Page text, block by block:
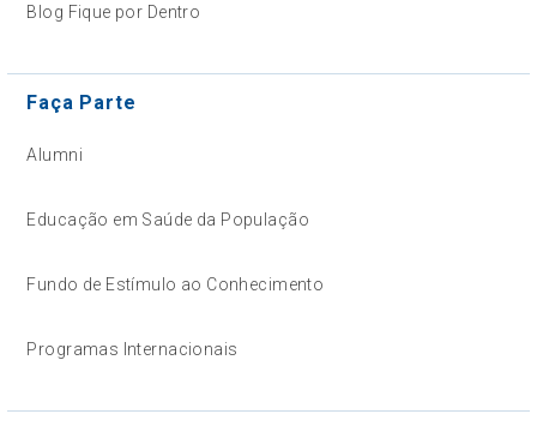
Blog Fique por Dentro
Faça Parte
Alumni
Educação em Saúde da População
Fundo de Estímulo ao Conhecimento
Programas Internacionais